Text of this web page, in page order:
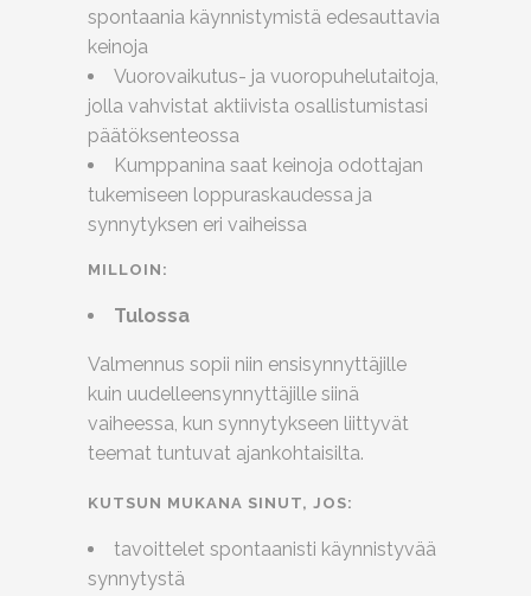
spontaania käynnistymistä edesauttavia
keinoja
Vuorovaikutus- ja vuoropuhelutaitoja,
jolla vahvistat aktiivista osallistumistasi
päätöksenteossa
Kumppanina saat keinoja odottajan
tukemiseen loppuraskaudessa ja
synnytyksen eri vaiheissa
MILLOIN:
Tulossa
Valmennus sopii niin ensisynnyttäjille
kuin uudelleensynnyttäjille siinä
vaiheessa, kun synnytykseen liittyvät
teemat tuntuvat ajankohtaisilta.
KUTSUN MUKANA SINUT, JOS:
tavoittelet spontaanisti käynnistyvää
synnytystä